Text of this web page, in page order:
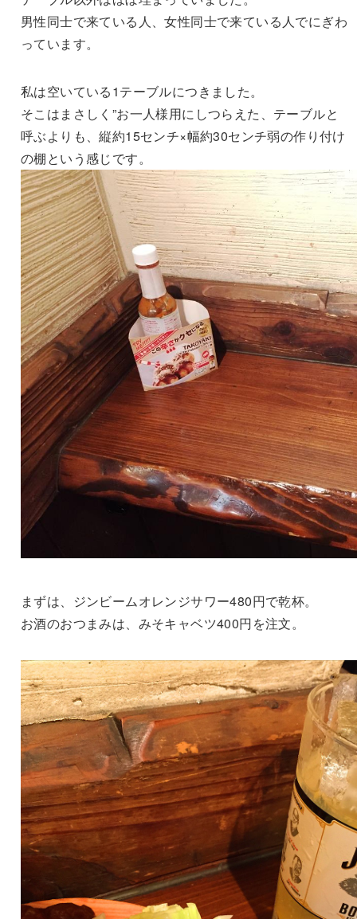
男性同士で来ている人、女性同士で来ている人でにぎわ
っています。
私は空いている1テーブルにつきました。
そこはまさしく”お一人様用にしつらえた、テーブルと
呼ぶよりも、縦約15センチ×幅約30センチ弱の作り付け
の棚という感じです。
まずは、ジンビームオレンジサワー480円で乾杯。
お酒のおつまみは、みそキャベツ400円を注文。